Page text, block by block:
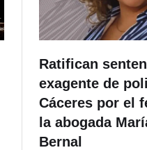
Ratifican
exagente de
Cáceres por el
la abogada
Bernal